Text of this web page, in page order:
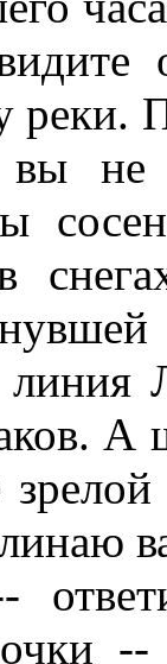
реки.
не
линия
А
--